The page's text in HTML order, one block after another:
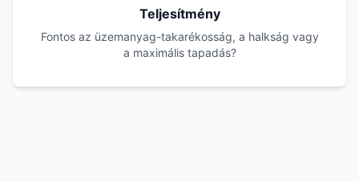
Teljesítmény
Fontos az üzemanyag-takarékosság, a halkság vagy
a maximális tapadás?